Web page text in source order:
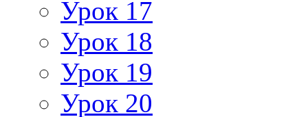
Урок 17
Урок 18
Урок 19
Урок 20